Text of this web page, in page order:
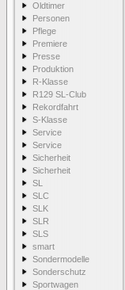
Oldtimer
Personen
Pflege
Premiere
Presse
Produktion
R-Klasse
R129 SL-Club
Rekordfahrt
S-Klasse
Service
Service
Sicherheit
Sicherheit
SL
SLC
SLK
SLR
SLS
smart
Sondermodelle
Sonderschutz
Sportwagen